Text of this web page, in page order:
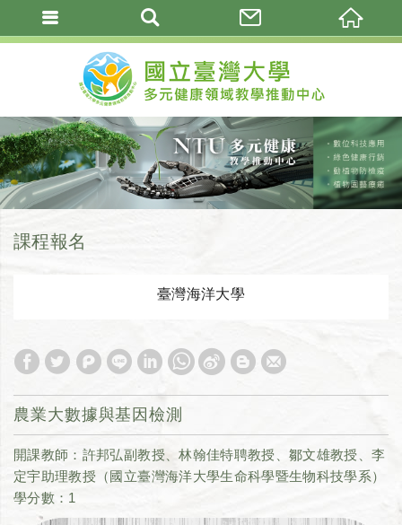
課程報名
臺灣海洋大學
農業大數據與基因檢測
開課教師：許邦弘副教授、林翰佳特聘教授、鄒文雄教授、李
定宇助理教授（國立臺灣海洋大學生命科學暨生物科技學系）
學分數：1